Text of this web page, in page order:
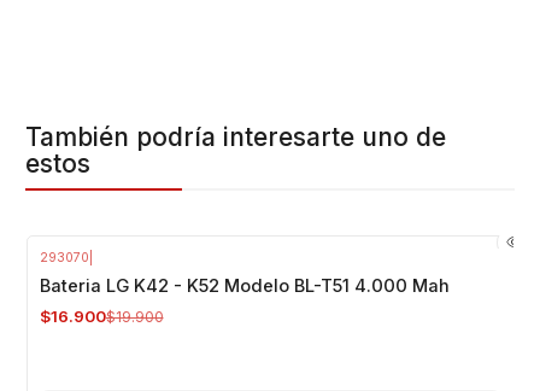
También podría interesarte uno de
estos
293070
Bateria LG K42 - K52 Modelo BL-T51 4.000 Mah
$16.900$19.900